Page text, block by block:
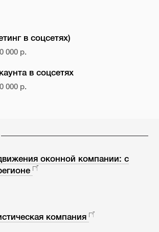
в соцсетях)
000 р.
в соцсетях
000 р.
оконной компании: с
компания